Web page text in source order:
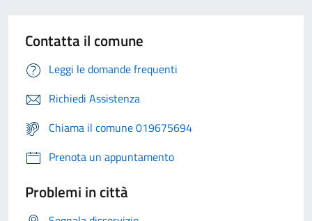
Contatta il comune
Leggi le domande frequenti
Richiedi Assistenza
Chiama il comune 019675694
Prenota un appuntamento
Problemi in città